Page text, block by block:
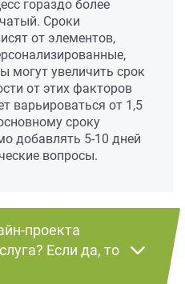
гораздо более
Сроки
от элементов,
могут увеличить срок
от этих факторов
варьироваться от 1,5
сроку
добавлять 5-10 дней
вопросы.
проекта
Если да, то